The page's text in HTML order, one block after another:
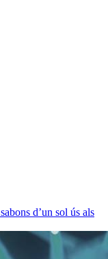
d’un sol ús als